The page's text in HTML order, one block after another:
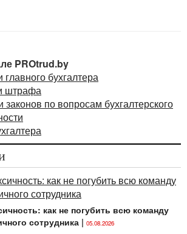
PROtrud.by
главного бухгалтера
штрафа
по вопросам бухгалтерского
как не погубить всю команду
сотрудника | 05.08.2026